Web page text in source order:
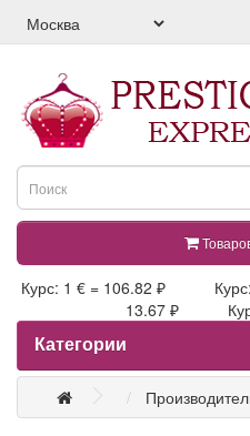
Курс: 1 € = 106.82 ₽
13.67 ₽
Категории